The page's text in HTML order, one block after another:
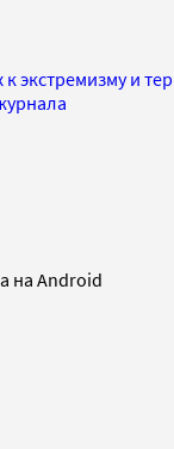
экстремизму и
на Android